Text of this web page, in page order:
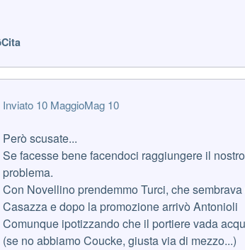
Cita
Inviato 10 MaggioMag 10
Però scusate...
Se facesse bene facendoci raggiungere il
problema.
Con Novellino prendemmo Turci, che
Casazza e dopo la promozione arrivò Antonioli
Comunque ipotizzando che il portiere vada
(se no abbiamo Coucke, giusta via di mezzo...)